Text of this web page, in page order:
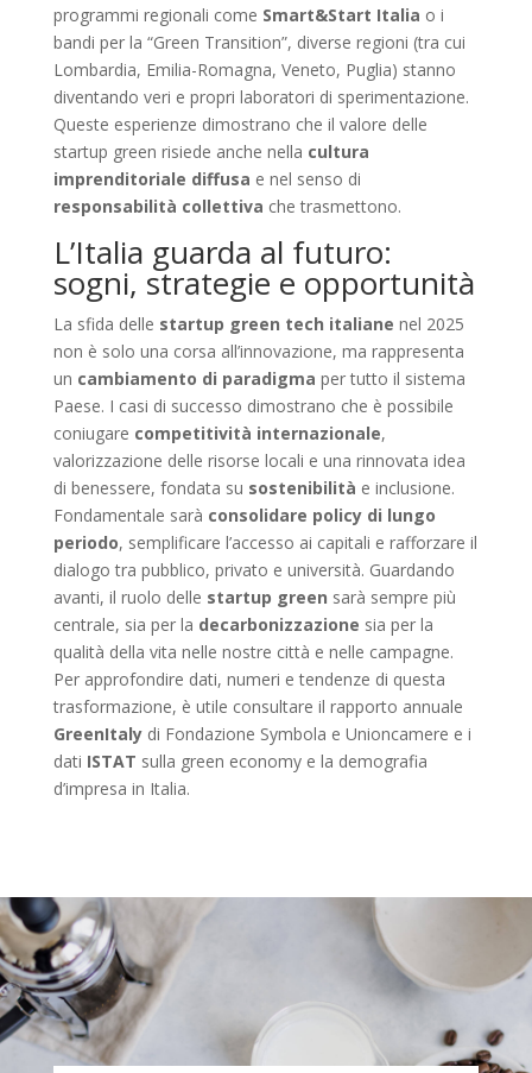
programmi regionali come Smart&Start Italia o i
bandi per la “Green Transition”, diverse regioni (tra cui
Lombardia, Emilia-Romagna, Veneto, Puglia) stanno
diventando veri e propri laboratori di sperimentazione.
Queste esperienze dimostrano che il valore delle
startup green risiede anche nella cultura
imprenditoriale diffusa e nel senso di
responsabilità collettiva che trasmettono.
L’Italia guarda al futuro:
sogni, strategie e opportunità
La sfida delle startup green tech italiane nel 2025
non è solo una corsa all’innovazione, ma rappresenta
un cambiamento di paradigma per tutto il sistema
Paese. I casi di successo dimostrano che è possibile
coniugare competitività internazionale,
valorizzazione delle risorse locali e una rinnovata idea
di benessere, fondata su sostenibilità e inclusione.
Fondamentale sarà consolidare policy di lungo
periodo, semplificare l’accesso ai capitali e rafforzare il
dialogo tra pubblico, privato e università. Guardando
avanti, il ruolo delle startup green sarà sempre più
centrale, sia per la decarbonizzazione sia per la
qualità della vita nelle nostre città e nelle campagne.
Per approfondire dati, numeri e tendenze di questa
trasformazione, è utile consultare il rapporto annuale
GreenItalydi Fondazione Symbola e Unioncamere e i
dati ISTAT sulla green economy e la demografia
d’impresa in Italia.